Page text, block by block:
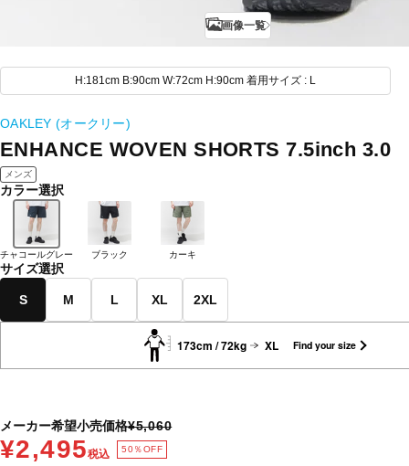
画像一覧
H:181cm B:90cm W:72cm H:90cm 着用サイズ : L
OAKLEY (オークリー)
ENHANCE WOVEN SHORTS 7.5inch 3.0
メンズ
カラー選択
チャコールグレー ブラック カーキ
サイズ選択
S M L XL 2XL
173cm / 72kg XL Find your size
メーカー希望小売価格¥5,060
¥2,495税込 50％OFF